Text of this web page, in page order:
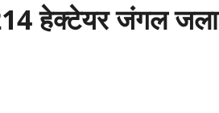
हेक्टेयर जंगल जला